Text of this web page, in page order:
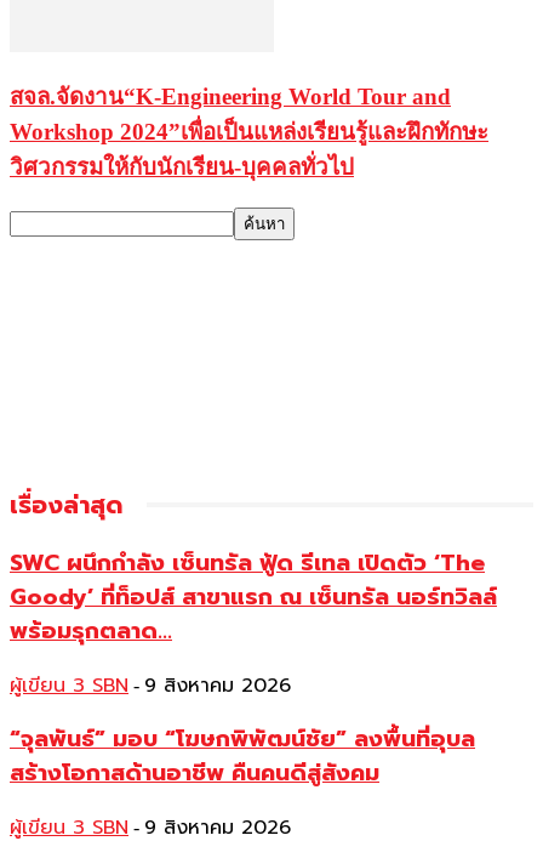
สจล.จัดงาน“K-Engineering World Tour and
Workshop 2024”เพื่อเป็นแหล่งเรียนรู้และฝึกทักษะ
วิศวกรรมให้กับนักเรียน-บุคคลทั่วไป
เรื่องล่าสุด
SWC ผนึกกำลัง เซ็นทรัล ฟู้ด รีเทล เปิดตัว ‘The
Goody’ ที่ท็อปส์ สาขาแรก ณ เซ็นทรัล นอร์ทวิลล์
พร้อมรุกตลาด...
ผู้เขียน 3 SBN - 9 สิงหาคม 2026
“จุลพันธ์” มอบ “โฆษกพิพัฒน์ชัย” ลงพื้นที่อุบล
สร้างโอกาสด้านอาชีพ คืนคนดีสู่สังคม
ผู้เขียน 3 SBN - 9 สิงหาคม 2026